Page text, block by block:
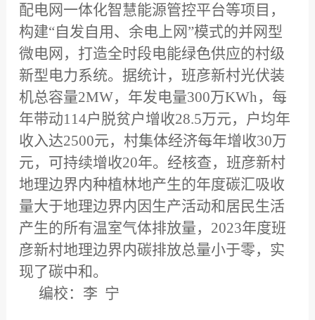
配电网一体化智慧能源管控平台等项目，
构建“自发自用、余电上网”模式的并网型
微电网，打造全时段电能绿色供应的村级
新型电力系统。据统计，班彦新村光伏装
机总容量2MW，年发电量300万KWh，每
年带动114户脱贫户增收28.5万元，户均年
收入达2500元，村集体经济每年增收30万
元，可持续增收20年。经核查，班彦新村
地理边界内种植林地产生的年度碳汇吸收
量大于地理边界内因生产活动和居民生活
产生的所有温室气体排放量，2023年度班
彦新村地理边界内碳排放总量小于零，实
现了碳中和。
编校：李 宁